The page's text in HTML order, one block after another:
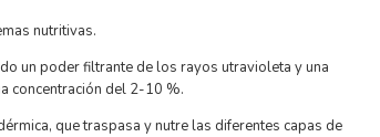
nutritivas.
un poder filtrante de los rayos utravioleta y una
concentración del 2-10 %.
que traspasa y nutre las diferentes capas de